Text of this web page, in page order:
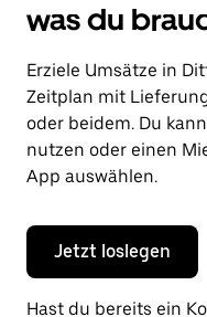
was du
Erziele Umsätze in
Zeitplan mit
oder beidem. Du
nutzen oder einen
App auswählen.
Jetzt loslegen
Hast du bereits ein